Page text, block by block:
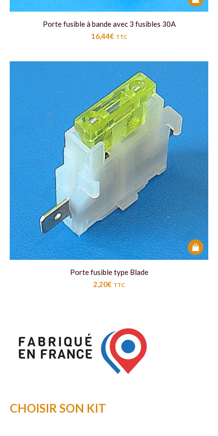
Porte fusible à bande avec 3 fusibles 30A
16,44€ TTC
Porte fusible type Blade
2,20€ TTC
CHOISIR SON KIT